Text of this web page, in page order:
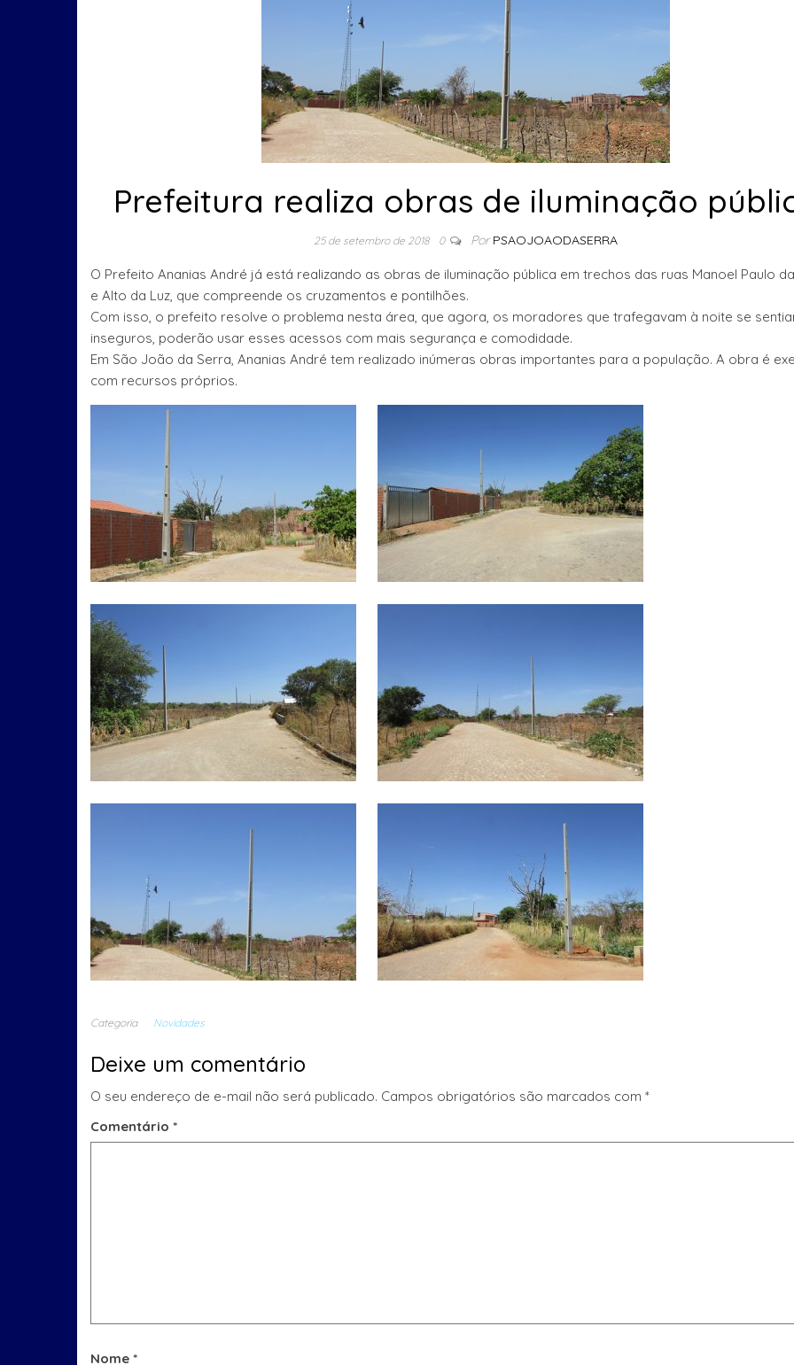
Prefeitura realiza obras de iluminação
25 de setembro de 2018 0 Por PSAOJOAODASERRA
O Prefeito Ananias André já está realizando as obras de iluminação pública em trechos das ruas Manoel Paulo
e Alto da Luz, que compreende os cruzamentos e pontilhões.
Com isso, o prefeito resolve o problema nesta área, que agora, os moradores que trafegavam à noite se
inseguros, poderão usar esses acessos com mais segurança e comodidade.
Em São João da Serra, Ananias André tem realizado inúmeras obras importantes para a população. A obra é
com recursos próprios.
Categoria Novidades
Deixe um comentário
O seu endereço de e-mail não será publicado. Campos obrigatórios são marcados com *
Comentário *
Nome *